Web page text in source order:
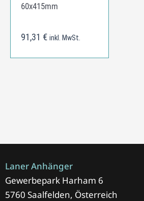
60x415mm
91,31 € inkl. MwSt.
Laner Anhänger
Gewerbepark Harham 6
5760 Saalfelden, Österreich